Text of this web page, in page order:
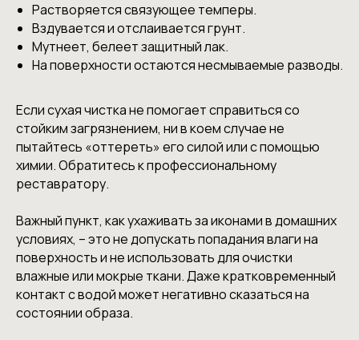
Растворяется связующее темперы.
Вздувается и отслаивается грунт.
Мутнеет, белеет защитный лак.
На поверхности остаются несмываемые разводы.
Если сухая чистка не помогает справиться со
стойким загрязнением, ни в коем случае не
пытайтесь «оттереть» его силой или с помощью
химии. Обратитесь к профессиональному
реставратору.
Важный пункт, как ухаживать за иконами в домашних
условиях, – это не допускать попадания влаги на
поверхность и не использовать для очистки
влажные или мокрые ткани. Даже кратковременный
контакт с водой может негативно сказаться на
состоянии образа.